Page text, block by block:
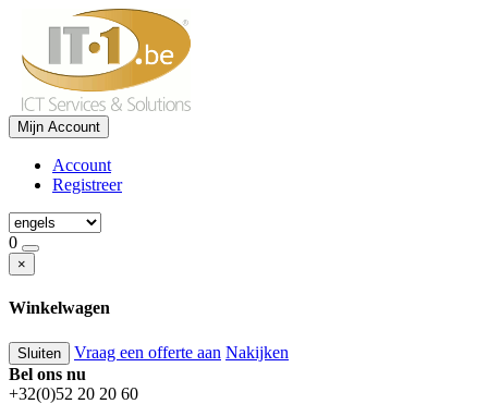
Mijn Account
Account
Registreer
0
×
Winkelwagen
Sluiten Vraag een offerte aan Nakijken
Bel ons nu
+32(0)52 20 20 60